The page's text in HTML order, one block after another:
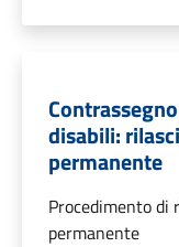
disabili:
permanente
Procedimento di
permanente